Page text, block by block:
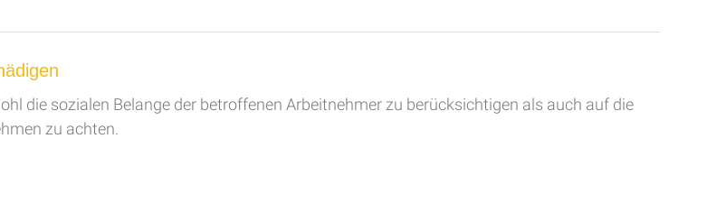
die sozialen Belange der betroffenen Arbeitnehmer zu berücksichtigen als auch auf die
zu achten.